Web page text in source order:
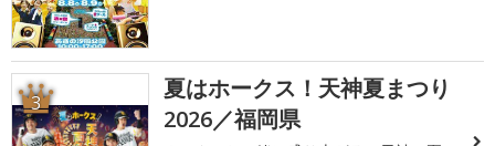
3
夏はホークス！天神夏まつり
2026／福岡県